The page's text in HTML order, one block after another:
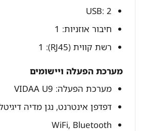
USB: 2
חיבור אוזניות: 1
רשת קווית (RJ45): 1
מערכת הפעלה ויישומים
מערכת הפעלה: VIDAA U9
דפדפן אינטרנט, נגן מדיה דיגיטלי
WiFi, Bluetooth